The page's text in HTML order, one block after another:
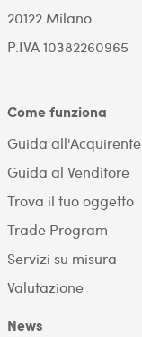
20122 Milano.
P.IVA 10382260965
Come funziona
Guida all'Acquirente
Guida al Venditore
Trova il tuo oggetto
Trade Program
Servizi su misura
Valutazione
News